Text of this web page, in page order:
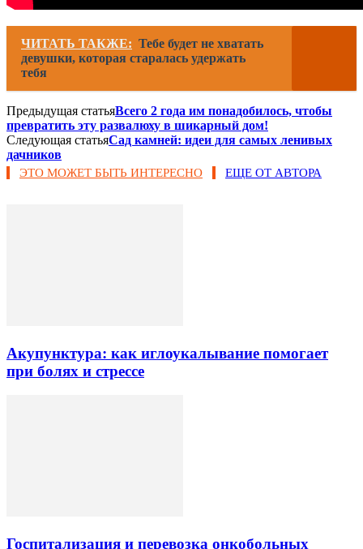
ЧИТАТЬ ТАКЖЕ: Тебе будет не хватать
девушки, которая старалась удержать
тебя
Предыдущая статьяВсего 2 года им понадобилось, чтобы
превратить эту развалюху в шикарный дом!
Следующая статьяСад камней: идеи для самых ленивых
дачников
ЭТО МОЖЕТ БЫТЬ ИНТЕРЕСНО ЕЩЕ ОТ АВТОРА
Акупунктура: как иглоукалывание помогает
при болях и стрессе
Госпитализация и перевозка онкобольных